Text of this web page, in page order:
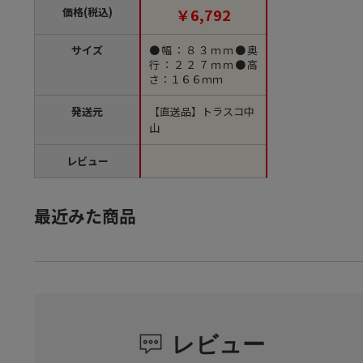
価格(税込)
サイズ
発送元
レビュー
￥6,792
●幅：８３ｍｍ●奥
行：２２７ｍｍ●高
さ：１６６ｍｍ
【直送品】トラスコ中
山
最近みた商品
レビュー